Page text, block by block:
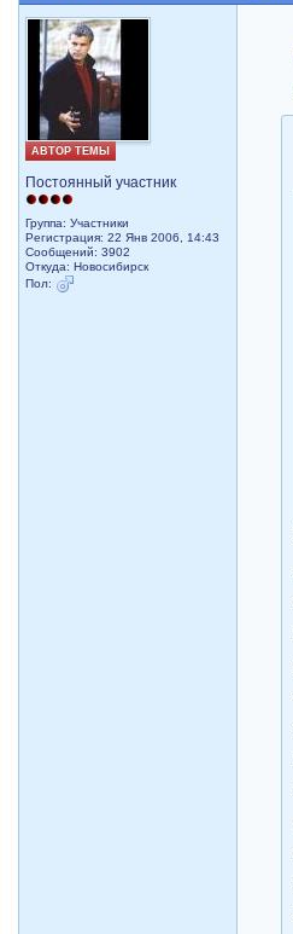
АВТОР ТЕМЫ
Постоянный участник
Группа: Участники
Регистрация: 22 Янв 2006, 14:43
Сообщений: 3902
Откуда: Новосибирск
Пол: